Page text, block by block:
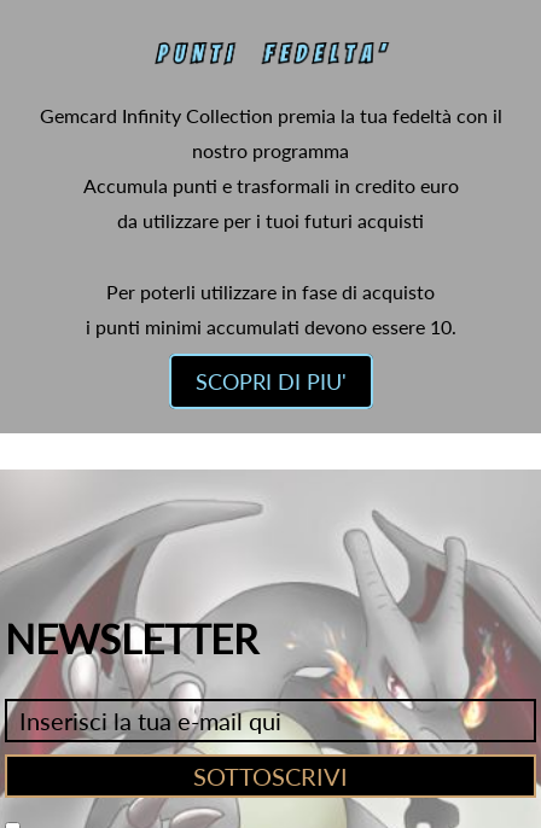
Gemcard Infinity Collection premia la tua fedeltà con il
nostro programma
Accumula punti e trasformali in credito euro
da utilizzare per i tuoi futuri acquisti
Per poterli utilizzare in fase di acquisto
i punti minimi accumulati devono essere 10.
SCOPRI DI PIU'
NEWSLETTER